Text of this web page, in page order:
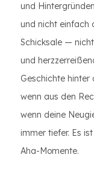
und
und nicht einfach
Schicksale —
und
Geschichte hinter
wenn aus den
wenn deine
immer tiefer. Es
Aha-Momente.